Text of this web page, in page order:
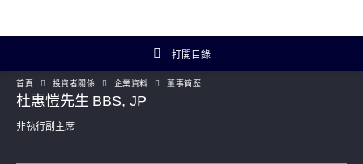
打開目錄
投資者關係主頁
投資者概覽
首頁 投資者關係 企業資料 董事簡歷
杜惠愷先生 BBS, JP
非執行副主席